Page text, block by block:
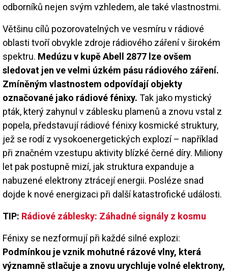
odborníků nejen svým vzhledem, ale také vlastnostmi.
Většinu cílů pozorovatelných ve vesmíru v rádiové
oblasti tvoří obvykle zdroje rádiového záření v širokém
spektru. Medúzu v kupě Abell 2877 lze ovšem
sledovat jen ve velmi úzkém pásu rádiového záření.
Zmíněným vlastnostem odpovídají objekty
označované jako rádiové fénixy. Tak jako mystický
pták, který zahynul v záblesku plamenů a znovu vstal z
popela, představují rádiové fénixy kosmické struktury,
jež se rodí z vysokoenergetických explozí – například
při značném vzestupu aktivity blízké černé díry. Miliony
let pak postupně mizí, jak struktura expanduje a
nabuzené elektrony ztrácejí energii. Posléze snad
dojde k nové energizaci při další katastrofické události.
TIP: Rádiové záblesky: Záhadné signály z kosmu
Fénixy se nezformují při každé silné explozi:
Podmínkou je vznik mohutné rázové vlny, která
významně stlačuje a znovu urychluje volné elektrony,